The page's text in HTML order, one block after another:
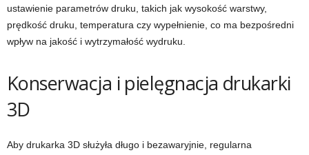
ustawienie parametrów druku, takich jak wysokość warstwy,
prędkość druku, temperatura czy wypełnienie, co ma bezpośredni
wpływ na jakość i wytrzymałość wydruku.
Konserwacja i pielęgnacja drukarki
3D
Aby drukarka 3D służyła długo i bezawaryjnie, regularna